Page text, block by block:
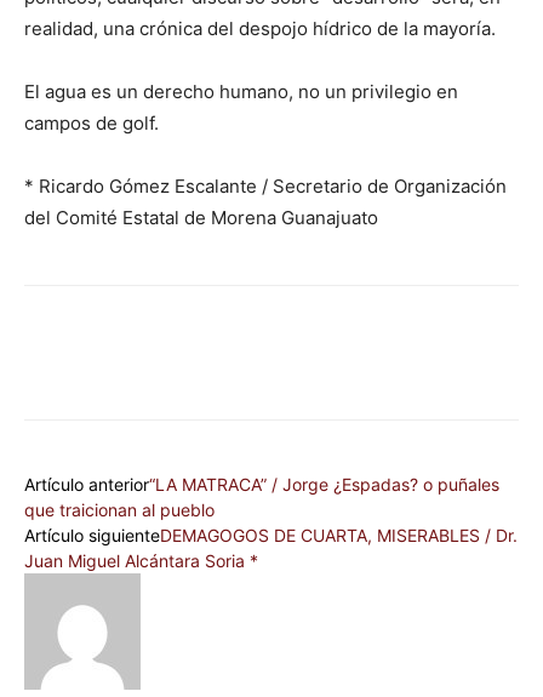
realidad, una crónica del despojo hídrico de la mayoría.
El agua es un derecho humano, no un privilegio en
campos de golf.
* Ricardo Gómez Escalante / Secretario de Organización
del Comité Estatal de Morena Guanajuato
Artículo anterior“LA MATRACA” / Jorge ¿Espadas? o puñales
que traicionan al pueblo
Artículo siguienteDEMAGOGOS DE CUARTA, MISERABLES / Dr.
Juan Miguel Alcántara Soria *